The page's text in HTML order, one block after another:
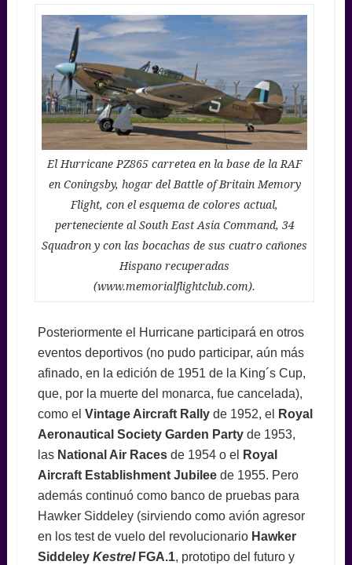
El Hurricane PZ865 carretea en la base de la RAF
en Coningsby, hogar del Battle of Britain Memory
Flight, con el esquema de colores actual,
perteneciente al South East Asia Command, 34
Squadron y con las bocachas de sus cuatro cañones
Hispano recuperadas
(www.memorialflightclub.com).
Posteriormente el Hurricane participará en otros
eventos deportivos (no pudo participar, aún más
afinado, en la edición de 1951 de la King´s Cup,
que, por la muerte del monarca, fue cancelada),
como el Vintage Aircraft Rallyde 1952, el
Royal
Aeronautical Society Garden Partyde 1953,
las National Air Racesde 1954 o el
Royal
Aircraft Establishment Jubileede 1955. Pero
además continuó como banco de pruebas para
Hawker Siddeley (sirviendo como avión agresor
en los test de vuelo del revolucionario Hawker
Siddeley KestrelFGA.1, prototipo del futuro y